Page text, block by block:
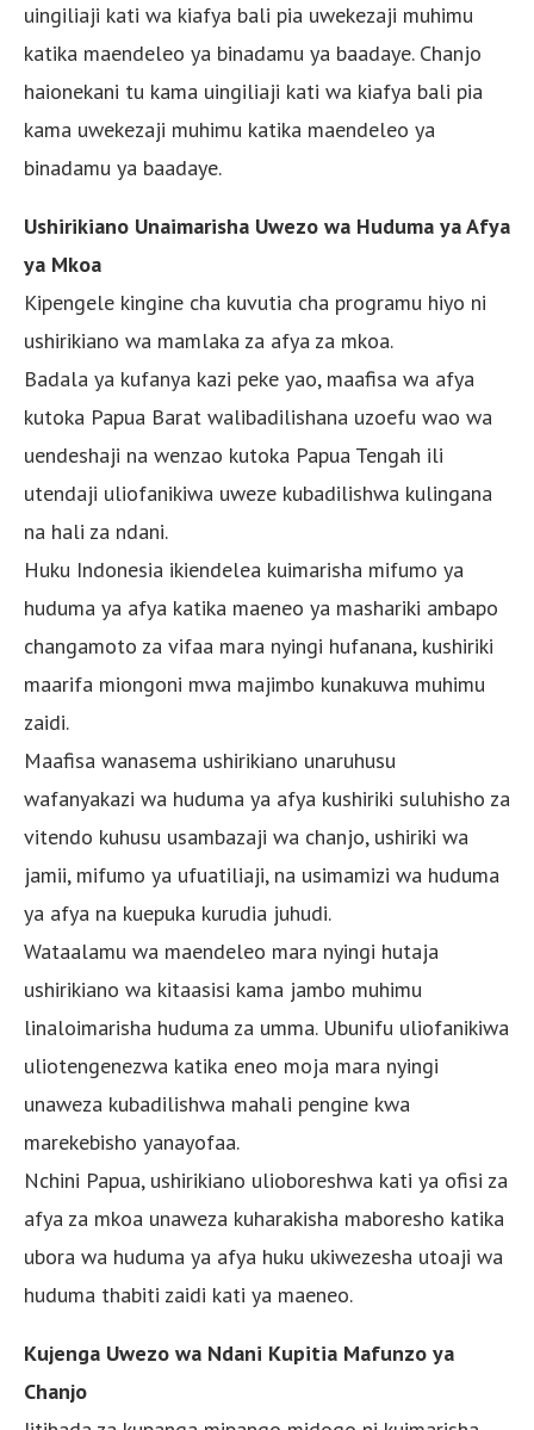
uingiliaji kati wa kiafya bali pia uwekezaji muhimu
katika maendeleo ya binadamu ya baadaye. Chanjo
haionekani tu kama uingiliaji kati wa kiafya bali pia
kama uwekezaji muhimu katika maendeleo ya
binadamu ya baadaye.
Ushirikiano Unaimarisha Uwezo wa Huduma ya Afya
ya Mkoa
Kipengele kingine cha kuvutia cha programu hiyo ni
ushirikiano wa mamlaka za afya za mkoa.
Badala ya kufanya kazi peke yao, maafisa wa afya
kutoka Papua Barat walibadilishana uzoefu wao wa
uendeshaji na wenzao kutoka Papua Tengah ili
utendaji uliofanikiwa uweze kubadilishwa kulingana
na hali za ndani.
Huku Indonesia ikiendelea kuimarisha mifumo ya
huduma ya afya katika maeneo ya mashariki ambapo
changamoto za vifaa mara nyingi hufanana, kushiriki
maarifa miongoni mwa majimbo kunakuwa muhimu
zaidi.
Maafisa wanasema ushirikiano unaruhusu
wafanyakazi wa huduma ya afya kushiriki suluhisho za
vitendo kuhusu usambazaji wa chanjo, ushiriki wa
jamii, mifumo ya ufuatiliaji, na usimamizi wa huduma
ya afya na kuepuka kurudia juhudi.
Wataalamu wa maendeleo mara nyingi hutaja
ushirikiano wa kitaasisi kama jambo muhimu
linaloimarisha huduma za umma. Ubunifu uliofanikiwa
uliotengenezwa katika eneo moja mara nyingi
unaweza kubadilishwa mahali pengine kwa
marekebisho yanayofaa.
Nchini Papua, ushirikiano ulioboreshwa kati ya ofisi za
afya za mkoa unaweza kuharakisha maboresho katika
ubora wa huduma ya afya huku ukiwezesha utoaji wa
huduma thabiti zaidi kati ya maeneo.
Kujenga Uwezo wa Ndani Kupitia Mafunzo ya
Chanjo